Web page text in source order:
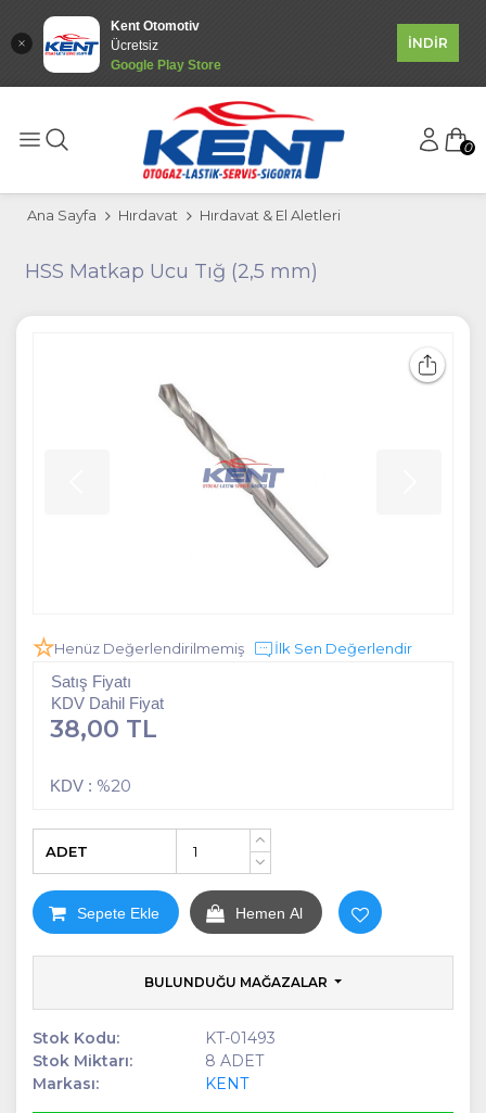
Kent Otomotiv
Ücretsiz
Google Play Store
İNDİR
0
Ana Sayfa Hırdavat Hırdavat & El Aletleri
HSS Matkap Ucu Tığ (2,5 mm)
Henüz Değerlendirilmemiş İlk Sen Değerlendir
Satış Fiyatı
KDV Dahil Fiyat
38,00 TL
KDV : %20
+
ADET
Sepete Ekle Hemen Al
BULUNDUĞU MAĞAZALAR
Stok Kodu:
KT-01493
Stok Miktarı:
8 ADET
Markası:
KENT